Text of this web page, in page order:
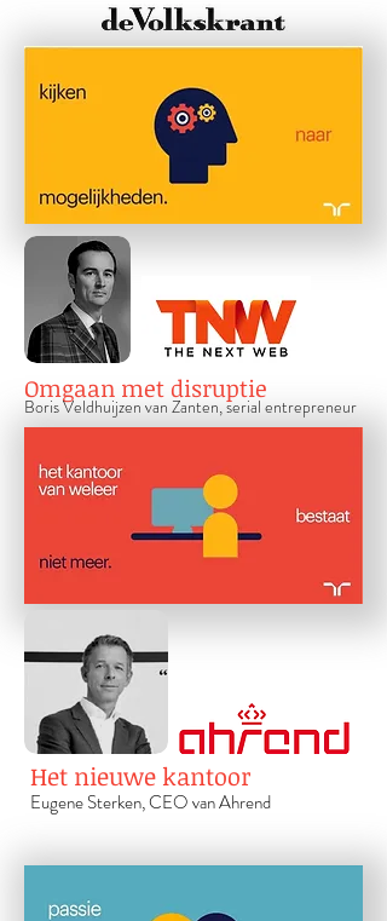
Omgaan met disruptie
Boris Veldhuijzen van Zanten, serial entrepreneur
Het nieuwe kantoor
Eugene Sterken, CEO van Ahrend